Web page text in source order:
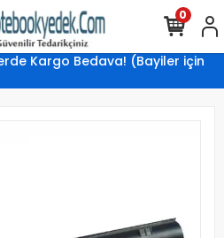
Kargo Bedava! (Bayiler için
0